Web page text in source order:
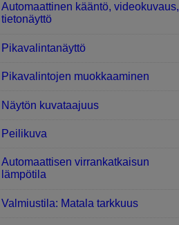
Automaattinen kääntö, videokuvaus,
tietonäyttö
Pikavalintanäyttö
Pikavalintojen muokkaaminen
Näytön kuvataajuus
Peilikuva
Automaattisen virrankatkaisun
lämpötila
Valmiustila: Matala tarkkuus